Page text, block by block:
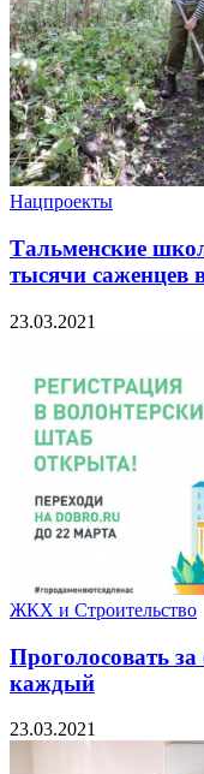
Нацпроекты
Тальменские
тысячи саженцев
23.03.2021
ЖКХ и Строительство
Проголосовать за
каждый
23.03.2021